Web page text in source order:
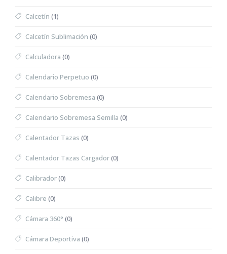
Calcetín (1)
Calcetín Sublimación (0)
Calculadora (0)
Calendario Perpetuo (0)
Calendario Sobremesa (0)
Calendario Sobremesa Semilla (0)
Calentador Tazas (0)
Calentador Tazas Cargador(0)
Calibrador(0)
Calibre (0)
Cámara 360° (0)
Cámara Deportiva (0)